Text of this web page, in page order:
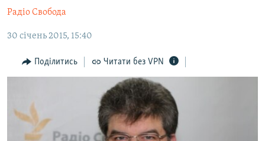
основної
Перейти
пошуку
БЛОГИ
ПОГЛЯД
ІНТЕРВ'Ю
СПЕЦПРОЕКТИ
ДЕПОРТАЦІЯ
ЯК ОБІЙТИ БЛОКУВАННЯ
Радіо Свобода
30 січень 2015, 15:40
Поділитись Читати без VPN